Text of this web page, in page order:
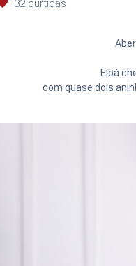
32curtidas
Eloá
com quase dois